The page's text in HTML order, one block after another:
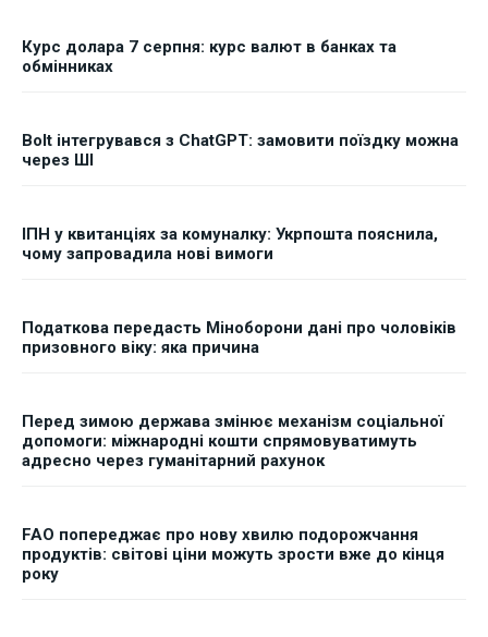
Курс долара 7 серпня: курс валют в банках та
обмінниках
Bolt інтегрувався з ChatGPT: замовити поїздку можна
через ШІ
ІПН у квитанціях за комуналку: Укрпошта пояснила,
чому запровадила нові вимоги
Податкова передасть Міноборони дані про чоловіків
призовного віку: яка причина
Перед зимою держава змінює механізм соціальної
допомоги: міжнародні кошти спрямовуватимуть
адресно через гуманітарний рахунок
FAO попереджає про нову хвилю подорожчання
продуктів: світові ціни можуть зрости вже до кінця
року